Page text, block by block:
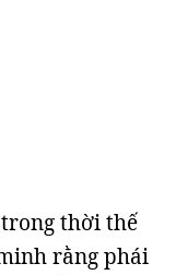
thời thế
rằng phái